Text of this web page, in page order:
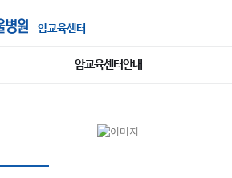
암교육센터
암교육센터안내